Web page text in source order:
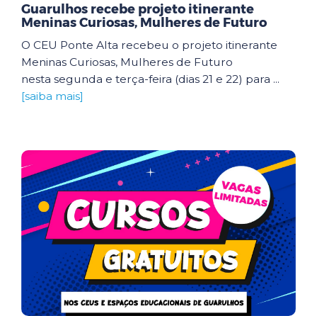
Guarulhos recebe projeto itinerante
Meninas Curiosas, Mulheres de Futuro
O CEU Ponte Alta recebeu o projeto itinerante
Meninas Curiosas, Mulheres de Futuro
nesta segunda e terça-feira (dias 21 e 22) para ...
[saiba mais]